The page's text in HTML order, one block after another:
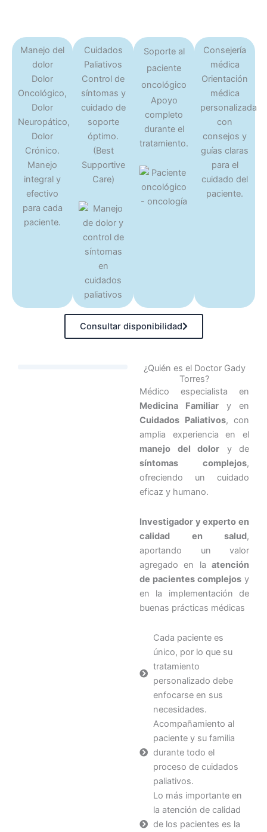
Manejo del
dolor
Dolor
Oncológico,
Dolor
Neuropático,
Dolor
Crónico.
Manejo
integral y
efectivo
para cada
paciente.
Cuidados
Paliativos
Control de
síntomas y
cuidado de
soporte
óptimo.
(Best
Supportive
Care)
Soporte al
paciente
oncológico
Apoyo
completo
durante el
tratamiento.
Consejería
médica
Orientación
médica
personalizada
con
consejos y
guías claras
para el
cuidado del
paciente.
Consultar disponibilidad
¿Quién es el Doctor Gady
Torres?
Médico especialista en
Medicina Familiar y en
Cuidados Paliativos, con
amplia experiencia en el
manejo del dolor y de
síntomas complejos,
ofreciendo un cuidado
eficaz y humano.
Investigador y experto en
calidad en salud,
aportando un valor
agregado en la atención
de pacientes complejos y
en la implementación de
buenas prácticas médicas
Cada paciente es
único, por lo que su
tratamiento
personalizado debe
enfocarse en sus
necesidades.
Acompañamiento al
paciente y su familia
durante todo el
proceso de cuidados
paliativos.
Lo más importante en
la atención de calidad
de los pacientes es la